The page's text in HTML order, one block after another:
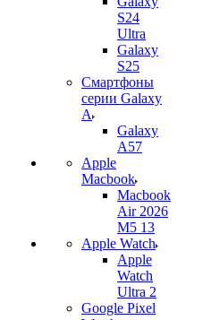
S24
Ultra
Galaxy
S25
Смартфоны
серии Galaxy
A
Galaxy
A57
Apple
Macbook
Macbook
Air 2026
M5 13
Apple Watch
Apple
Watch
Ultra 2
Google Pixel